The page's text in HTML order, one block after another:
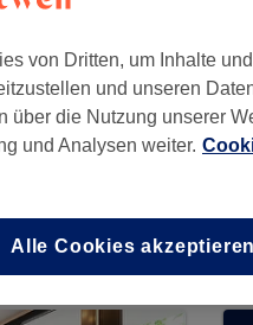
Nutzen
viele erstklassige
von Dritten, um Inhalte
und unseren
über die Nutzung unserer
und Analysen weiter.
Alle Cookies akzeptieren